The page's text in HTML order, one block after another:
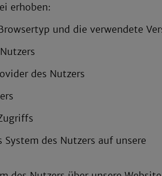
erhoben:
und die verwendete
des Nutzers
des Nutzers auf unsere